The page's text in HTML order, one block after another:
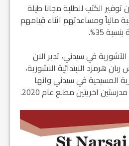
الكتب للطلبة مجانا طيلة
مالياً ومساعدتهم اثناء قيامهم
35%.
في سيدني، تدير الان
هرمزد الابتدائية الاشورية،
المسيحية في سيدني وانها
اخريتين مطلع عام 2020.